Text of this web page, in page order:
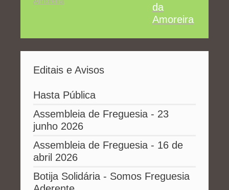
da
Amoreira
Editais e Avisos
Hasta Pública
Assembleia de Freguesia - 23
junho 2026
Assembleia de Freguesia - 16 de
abril 2026
Botija Solidária - Somos Freguesia